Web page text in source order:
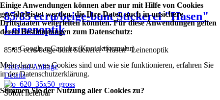
85/85 ecru/beige-bunt Stickerei "Hasen"
Leinenoptik
85/85 ecru/beige-bunt Stickerei "Hasen" Leinenoptik
Preis auf Anfrage
Details
Sofort lieferbar
Einige Anwendungen können aber nur mit Hilfe von Cookies
gewährleistet werden, die Ihre Daten auch in unsichere
Drittstaaten weiterleiten könnten. Für diese Anwendungen gelten
deren Bestimmungen zum Datenschutz:
Google reCaptcha (Kontaktformular)
Mehr dazu, was Cookies sind und wie sie funktionieren, erfahren Sie
in der Datenschutzerklärung.
Stimmen Sie der Nutzung aller Cookies zu?